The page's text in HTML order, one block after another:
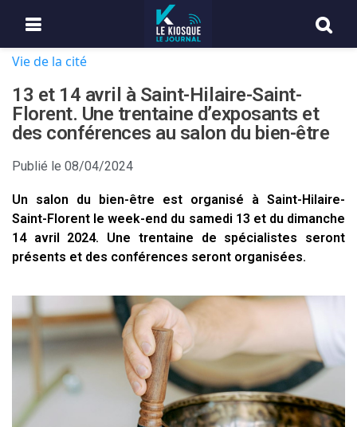
Vie de la cité
13 et 14 avril à Saint-Hilaire-Saint-
Florent. Une trentaine d’exposants et
des conférences au salon du bien-être
Publié le 08/04/2024
Un salon du bien-être est organisé à Saint-Hilaire-
Saint-Florent le week-end du samedi 13 et du dimanche
14 avril 2024. Une trentaine de spécialistes seront
présents et des conférences seront organisées.